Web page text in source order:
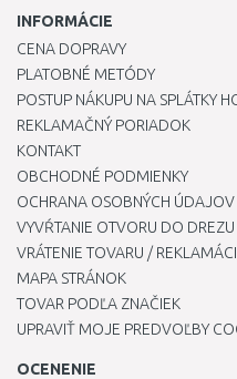
INFORMÁCIE
CENA DOPRAVY
PLATOBNÉ METÓDY
POSTUP NÁKUPU NA SPLÁTKY
REKLAMAČNÝ PORIADOK
KONTAKT
OBCHODNÉ PODMIENKY
OCHRANA OSOBNÝCH ÚDAJOV
VYVŔTANIE OTVORU DO DREZU
VRÁTENIE TOVARU /
MAPA STRÁNOK
TOVAR PODĽA ZNAČIEK
UPRAVIŤ MOJE PREDVOĽBY
OCENENIE